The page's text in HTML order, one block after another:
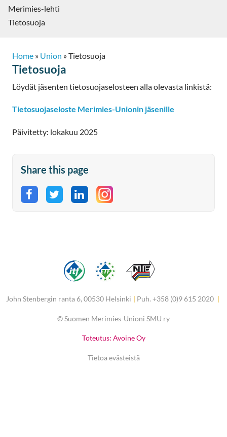
Merimies-lehti
Tietosuoja
Home » Union »Tietosuoja
Tietosuoja
Löydät jäsenten tietosuojaselosteen alla olevasta linkistä:
Tietosuojaseloste Merimies-Unionin jäsenille
Päivitetty: lokakuu 2025
Share this page
Share on Facebook
Share on Twitter
Share on LinkedIn
John Stenbergin ranta 6, 00530 Helsinki | Puh. +358 (0)9 615 2020 |
©Suomen Merimies-Unioni SMU ry
Toteutus: Avoine Oy
Tietoa evästeistä